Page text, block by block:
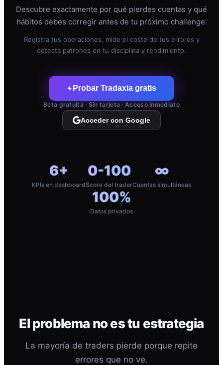
Descubre exactamente por qué pierdes cuentas y qué
hábitos debes corregir antes de tu próximo challenge.
Registra tus operaciones, mide el coste de tus errores y
detecta patrones en tu disciplina y rendimiento.
Probar Tradaxia gratis
Beta gratuita · Sin tarjeta · Acceso inmediato
Acceder con Google
6+
KPIs en dashboard
0-100
Score del trader
∞
Cuentas simultáneas
100%
Datos privados
El problema no es tu estrategia
La mayoría de traders pierde porque repite
errores que no ve.